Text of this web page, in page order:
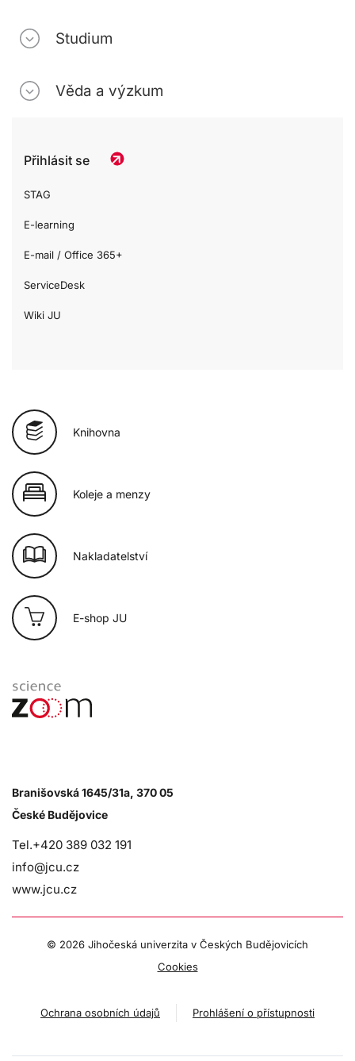
Studium
Věda a výzkum
Přihlásit se
STAG
E-learning
E-mail / Office 365+
ServiceDesk
Wiki JU
Knihovna
Koleje a menzy
Nakladatelství
E-shop JU
Branišovská 1645/31a, 370 05
České Budějovice
Tel.+420 389 032 191
info@jcu.cz
www.jcu.cz
© 2026 Jihočeská univerzita v Českých Budějovicích
Cookies
Ochrana osobních údajů Prohlášení o přístupnosti